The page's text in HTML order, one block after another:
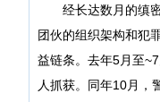
经长达数月的缜密
团伙的组织架构和犯
益链条。去年5月至
人抓获。同年10月，